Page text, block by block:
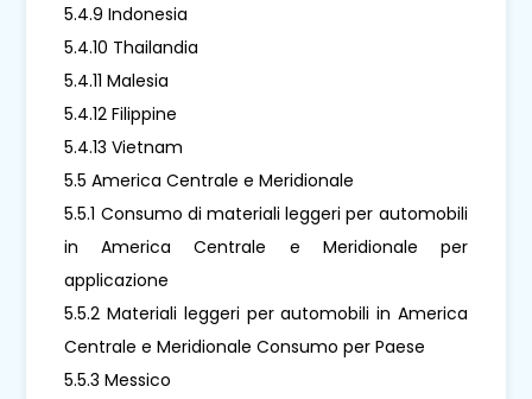
5.4.9 Indonesia
5.4.10 Thailandia
5.4.11 Malesia
5.4.12 Filippine
5.4.13 Vietnam
5.5 America Centrale e Meridionale
5.5.1 Consumo di materiali leggeri per automobili
in America Centrale e Meridionale per
applicazione
5.5.2 Materiali leggeri per automobili in America
Centrale e Meridionale Consumo per Paese
5.5.3 Messico